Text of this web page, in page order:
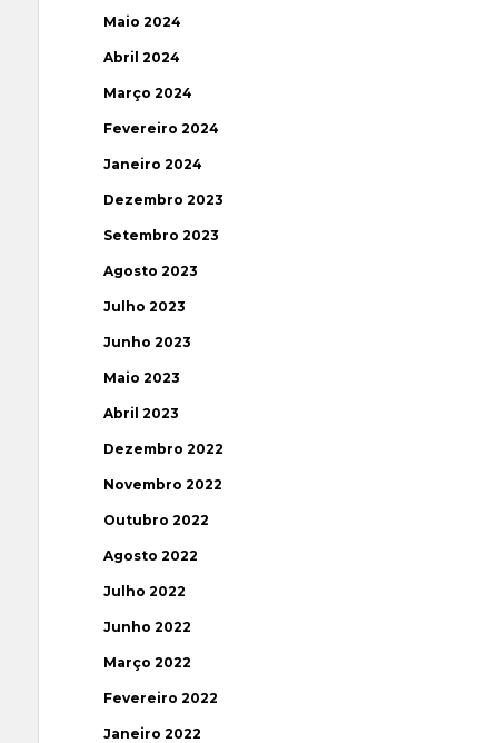
Maio 2024
Abril 2024
Março 2024
Fevereiro 2024
Janeiro 2024
Dezembro 2023
Setembro 2023
Agosto 2023
Julho 2023
Junho 2023
Maio 2023
Abril 2023
Dezembro 2022
Novembro 2022
Outubro 2022
Agosto 2022
Julho 2022
Junho 2022
Março 2022
Fevereiro 2022
Janeiro 2022